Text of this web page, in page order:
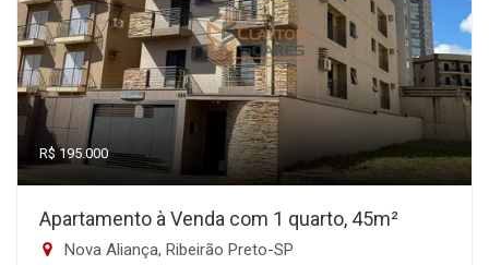
R$ 195.000
Apartamento à Venda com 1 quarto, 45m²
Nova Aliança, Ribeirão Preto-SP